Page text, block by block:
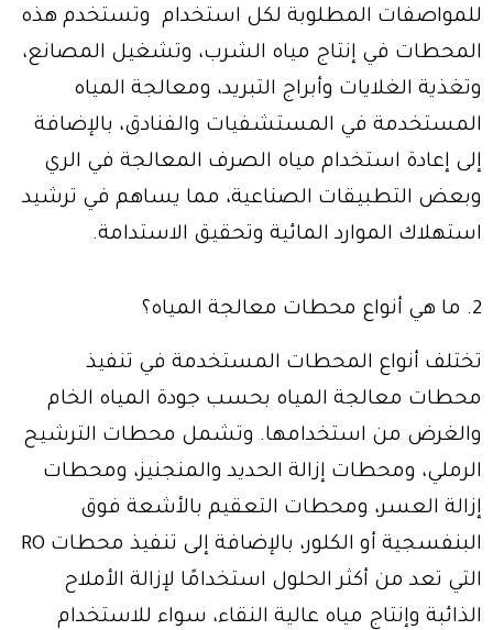
للمواصفات المطلوبة لكل استخدام وتستخدم هذه
المحطات في إنتاج مياه الشرب، وتشغيل المصانع،
وتغذية الغلايات وأبراج التبريد، ومعالجة المياه
المستخدمة في المستشفيات والفنادق، بالإضافة
إلى إعادة استخدام مياه الصرف المعالجة في الري
وبعض التطبيقات الصناعية، مما يساهم في ترشيد
استهلاك الموارد المائية وتحقيق الاستدامة.
2. ما هي أنواع محطات معالجة المياه؟
تختلف أنواع المحطات المستخدمة في تنفيذ
محطات معالجة المياه بحسب جودة المياه الخام
والغرض من استخدامها. وتشمل محطات الترشيح
الرملي، ومحطات إزالة الحديد والمنجنيز، ومحطات
إزالة العسر، ومحطات التعقيم بالأشعة فوق
البنفسجية أو الكلور، بالإضافة إلى تنفيذ محطات RO
التي تعد من أكثر الحلول استخدامًا لإزالة الأملاح
الذائبة وإنتاج مياه عالية النقاء، سواء للاستخدام